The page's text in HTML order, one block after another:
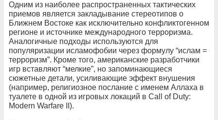
Одним из наиболее распространенных тактических
приемов является закладывание стереотипов о
Ближнем Востоке как исключительно конфликтогенном
регионе и источнике международного терроризма.
Аналогичные подходы используются для
популяризации исламофобии через формулу “ислам =
терроризм”. Кроме того, американские разработчики
игр вставляют “мелкие”, но запоминающиеся
сюжетные детали, усиливающие эффект внушения
(например, религиозное послание с именем Аллаха в
туалете в одной из игровых локаций в Call of Duty:
Modern Warfare II).